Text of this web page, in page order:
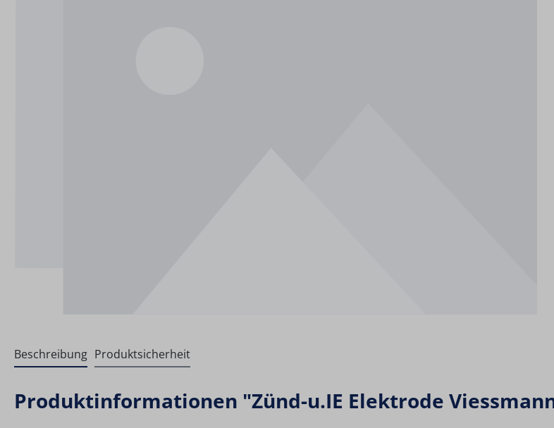
Beschreibung Produktsicherheit
Produktinformationen "Zünd-u.IE Elektrode